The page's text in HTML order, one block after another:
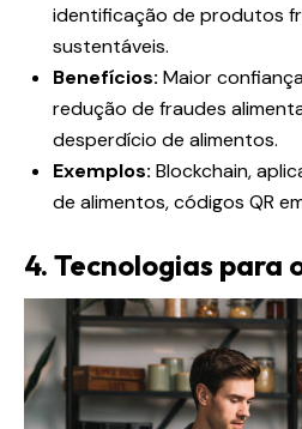
identificação de produtos
sustentáveis.
Benefícios: Maior
redução de fraudes
desperdício de alimentos.
Exemplos: Blockchain,
de alimentos, códigos QR
4. Tecnologias para